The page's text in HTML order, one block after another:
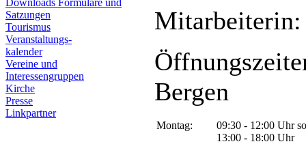
Downloads Formulare und
Satzungen
Tourismus
Veranstaltungs-
kalender
Vereine und
Interessen­gruppen
Kirche
Presse
Linkpartner
Mitarbeiterin:
Bergen
Montag:
09:30 - 12:00 Uhr
13:00 - 18:00 Uhr